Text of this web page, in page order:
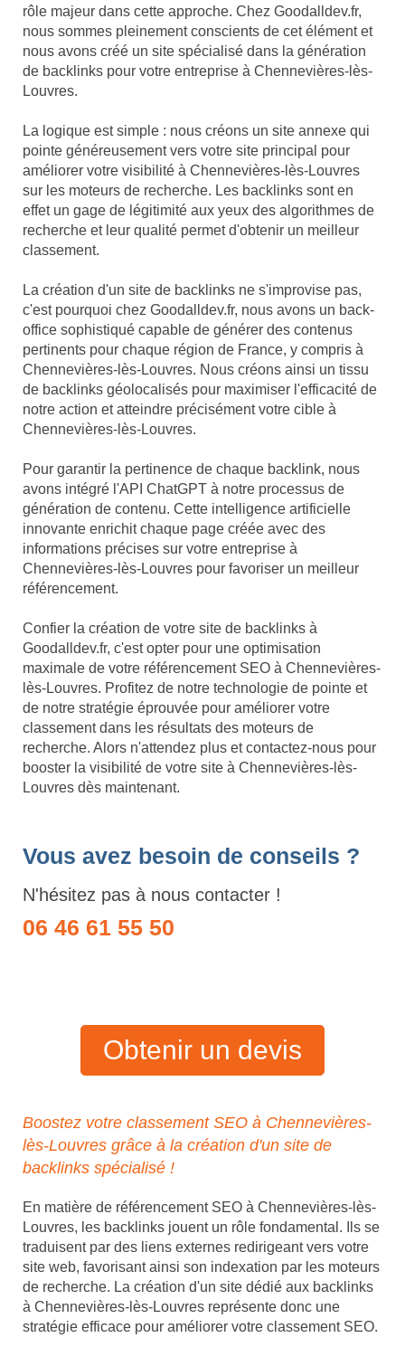
rôle majeur dans cette approche. Chez Goodalldev.fr,
nous sommes pleinement conscients de cet élément et
nous avons créé un site spécialisé dans la génération
de backlinks pour votre entreprise à Chennevières-lès-
Louvres.
La logique est simple : nous créons un site annexe qui
pointe généreusement vers votre site principal pour
améliorer votre visibilité à Chennevières-lès-Louvres
sur les moteurs de recherche. Les backlinks sont en
effet un gage de légitimité aux yeux des algorithmes de
recherche et leur qualité permet d'obtenir un meilleur
classement.
La création d'un site de backlinks ne s'improvise pas,
c'est pourquoi chez Goodalldev.fr, nous avons un back-
office sophistiqué capable de générer des contenus
pertinents pour chaque région de France, y compris à
Chennevières-lès-Louvres. Nous créons ainsi un tissu
de backlinks géolocalisés pour maximiser l'efficacité de
notre action et atteindre précisément votre cible à
Chennevières-lès-Louvres.
Pour garantir la pertinence de chaque backlink, nous
avons intégré l'API ChatGPT à notre processus de
génération de contenu. Cette intelligence artificielle
innovante enrichit chaque page créée avec des
informations précises sur votre entreprise à
Chennevières-lès-Louvres pour favoriser un meilleur
référencement.
Confier la création de votre site de backlinks à
Goodalldev.fr, c'est opter pour une optimisation
maximale de votre référencement SEO à Chennevières-
lès-Louvres. Profitez de notre technologie de pointe et
de notre stratégie éprouvée pour améliorer votre
classement dans les résultats des moteurs de
recherche. Alors n'attendez plus et contactez-nous pour
booster la visibilité de votre site à Chennevières-lès-
Louvres dès maintenant.
Vous avez besoin de conseils ?
N'hésitez pas à nous contacter !
06 46 61 55 50
Obtenir un devis
Boostez votre classement SEO à Chennevières-
lès-Louvres grâce à la création d'un site de
backlinks spécialisé !
En matière de référencement SEO à Chennevières-lès-
Louvres, les backlinks jouent un rôle fondamental. Ils se
traduisent par des liens externes redirigeant vers votre
site web, favorisant ainsi son indexation par les moteurs
de recherche. La création d'un site dédié aux backlinks
à Chennevières-lès-Louvres représente donc une
stratégie efficace pour améliorer votre classement SEO.